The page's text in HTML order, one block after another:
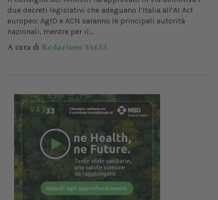
due decreti legislativi che adeguano l’Italia all’AI Act
europeo: AgID e ACN saranno le principali autorità
nazionali, mentre per il...
A cura di Redazione Vet33